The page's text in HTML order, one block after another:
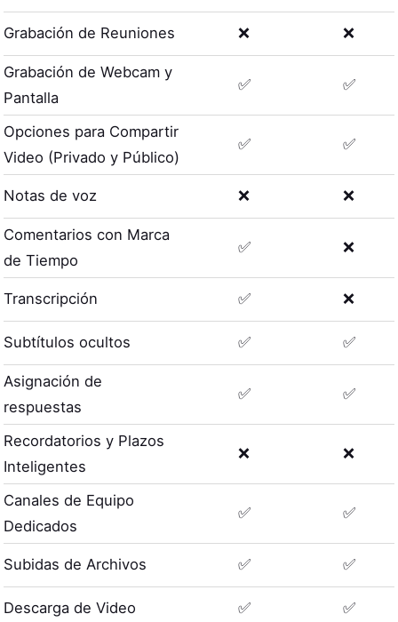
Grabación de Reuniones ❌ ❌
Grabación de Webcam y
Pantalla
✅ ✅
Opciones para Compartir
Video (Privado y Público)
✅ ✅
Notas de voz ❌ ❌
Comentarios con Marca
de Tiempo
✅ ❌
Transcripción ✅ ❌
Subtítulos ocultos ✅ ✅
Asignación de
respuestas
✅ ✅
Recordatorios y Plazos
Inteligentes
❌ ❌
Canales de Equipo
Dedicados
✅ ✅
Subidas de Archivos ✅ ✅
Descarga de Video ✅ ✅